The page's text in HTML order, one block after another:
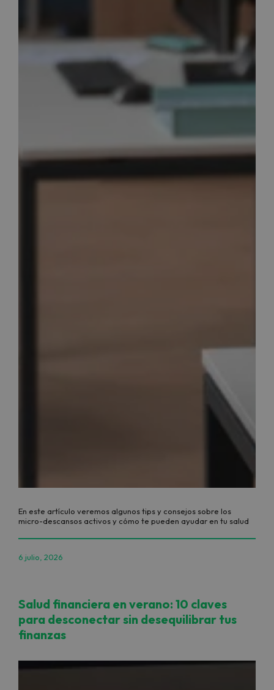
En este artículo veremos algunos tips y consejos sobre los
micro-descansos activos y cómo te pueden ayudar en tu salud
6 julio, 2026
Salud financiera en verano: 10 claves
para desconectar sin desequilibrar tus
finanzas